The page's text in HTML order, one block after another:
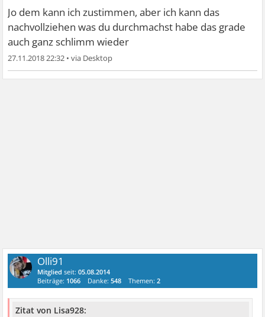
Jo dem kann ich zustimmen, aber ich kann das
nachvollziehen was du durchmachst habe das grade
auch ganz schlimm wieder
27.11.2018 22:32 •
Olli91
Mitglied seit:05.08.2014
Beiträge: 1066 Danke:548 Themen:2
Zitat von Lisa928: